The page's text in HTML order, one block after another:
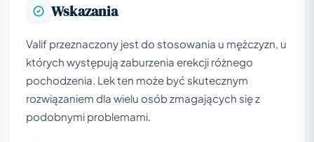
Wskazania
Valif przeznaczony jest do stosowania u mężczyzn, u
których występują zaburzenia erekcji różnego
pochodzenia. Lek ten może być skutecznym
rozwiązaniem dla wielu osób zmagających się z
podobnymi problemami.